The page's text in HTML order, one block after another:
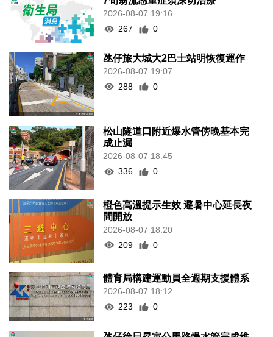
2026-08-07 19:16
267
0
氹仔旅大城大2巴士站明恢復運作
2026-08-07 19:07
288
0
松山隧道口附近爆水管傍晚基本完
成止漏
2026-08-07 18:45
336
0
橙色高溫提示生效 避暑中心延長夜
間開放
2026-08-07 18:20
209
0
體育局構建運動員全週期支援體系
2026-08-07 18:12
223
0